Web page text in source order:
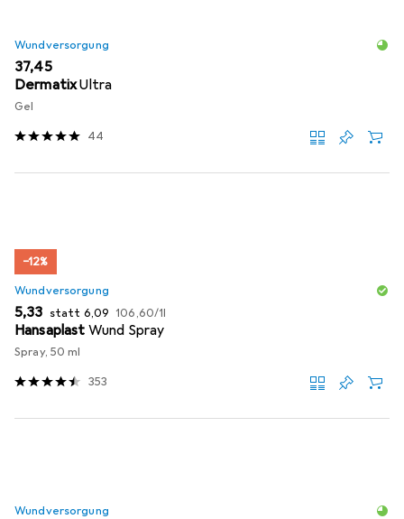
Wundversorgung
EUR
37,45
DermatixUltra
Gel
44
−12%
Wundversorgung
EUR
5,33 statt EUR
6,09 EUR
106,60/1l
Hansaplast Wund Spray
Spray, 50 ml
353
Wundversorgung